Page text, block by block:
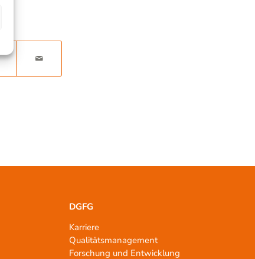
DGFG
Karriere
Qualitätsmanagement
Forschung und Entwicklung